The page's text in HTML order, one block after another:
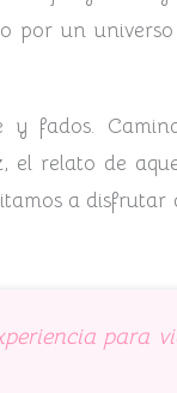
un universo
fados.
el relato de
a